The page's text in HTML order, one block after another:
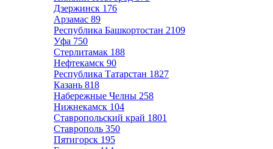
Дзержинск 176
Арзамас 89
Республика Башкортостан 2109
Уфа 750
Стерлитамак 188
Нефтекамск 90
Республика Татарстан 1827
Казань 818
Набережные Челны 258
Нижнекамск 104
Ставропольский край 1801
Ставрополь 350
Пятигорск 195